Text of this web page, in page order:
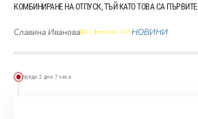
КОМБИНИРАНЕ НА ОТПУСК, ТЪЙ КАТО ТОВА СА
Славина Иванова 25 февруари 2025НОВИНИ
преди 2 дни 7 часа